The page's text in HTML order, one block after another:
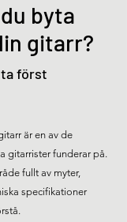
byta
gitarr?
först
är en av de
gitarrister funderar på.
fullt av myter,
specifikationer